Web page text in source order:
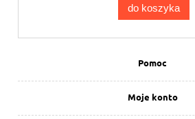
do koszyka
Pomoc
Moje konto